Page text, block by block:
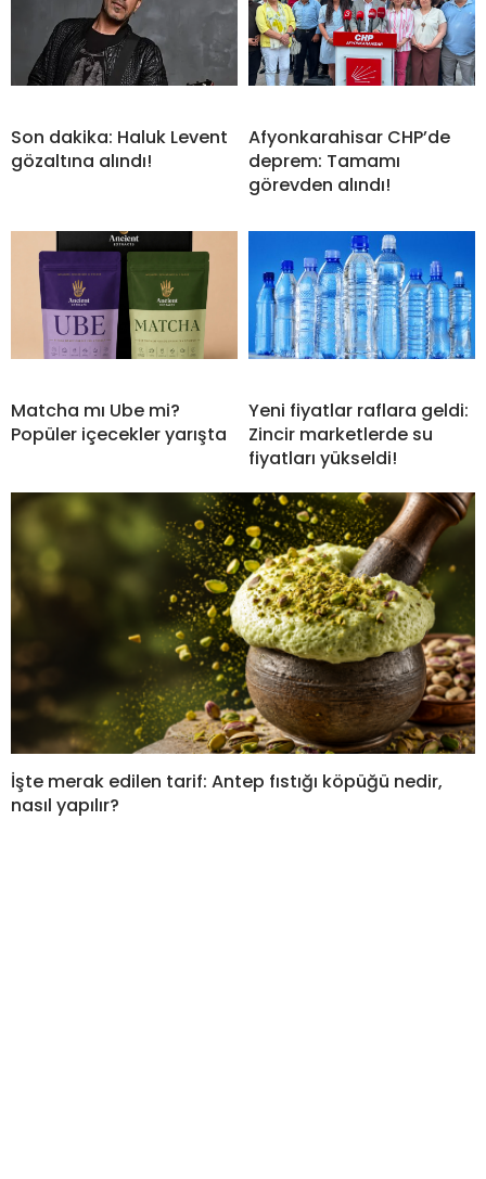
Son dakika: Haluk Levent
gözaltına alındı!
Afyonkarahisar CHP’de
deprem: Tamamı
görevden alındı!
Matcha mı Ube mi?
Popüler içecekler yarışta
Yeni fiyatlar raflara geldi:
Zincir marketlerde su
fiyatları yükseldi!
İşte merak edilen tarif: Antep fıstığı köpüğü nedir,
nasıl yapılır?